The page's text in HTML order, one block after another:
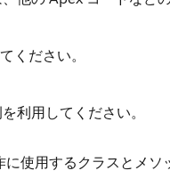
ください。
利用してください。
使用するクラスとメソ